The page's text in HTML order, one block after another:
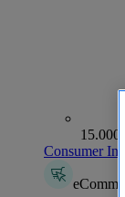
Consumer